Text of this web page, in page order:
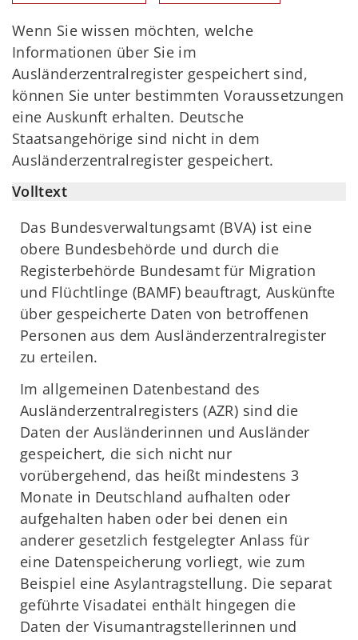
Wenn Sie wissen möchten, welche
Informationen über Sie im
Ausländerzentralregister gespeichert sind,
können Sie unter bestimmten Voraussetzungen
eine Auskunft erhalten. Deutsche
Staatsangehörige sind nicht in dem
Ausländerzentralregister gespeichert.
Volltext
Das Bundesverwaltungsamt (BVA) ist eine
obere Bundesbehörde und durch die
Registerbehörde Bundesamt für Migration
und Flüchtlinge (BAMF) beauftragt, Auskünfte
über gespeicherte Daten von betroffenen
Personen aus dem Ausländerzentralregister
zu erteilen.
Im allgemeinen Datenbestand des
Ausländerzentralregisters (AZR) sind die
Daten der Ausländerinnen und Ausländer
gespeichert, die sich nicht nur
vorübergehend, das heißt mindestens 3
Monate in Deutschland aufhalten oder
aufgehalten haben oder bei denen ein
anderer gesetzlich festgelegter Anlass für
eine Datenspeicherung vorliegt, wie zum
Beispiel eine Asylantragstellung. Die separat
geführte Visadatei enthält hingegen die
Daten der Visumantragstellerinnen und